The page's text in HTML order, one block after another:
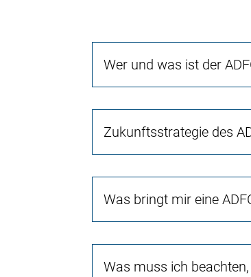
Wer und was ist der
Zukunftsstrategie des
Was bringt mir eine
Was muss ich